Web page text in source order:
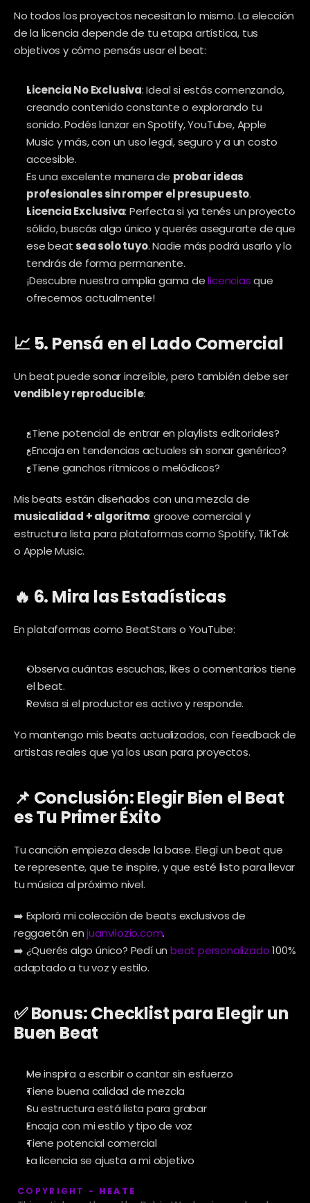
No todos los proyectos necesitan lo mismo. La elección
de la licencia depende de tu etapa artística, tus
objetivos y cómo pensás usar el beat:
Licencia No Exclusiva: Ideal si estás comenzando,
creando contenido constante o explorando tu
sonido. Podés lanzar en Spotify, YouTube, Apple
Music y más, con un uso legal, seguro y a un costo
accesible.
Es una excelente manera de probar ideas
profesionales sin romper el presupuesto.
Licencia Exclusiva: Perfecta si ya tenés un proyecto
sólido, buscás algo único y querés asegurarte de que
ese beat sea solo tuyo. Nadie más podrá usarlo y lo
tendrás de forma permanente.
¡Descubre nuestra amplia gama de licencias que
ofrecemos actualmente!
📈 5. Pensá en el Lado Comercial
Un beat puede sonar increíble, pero también debe ser
vendible y reproducible:
¿Tiene potencial de entrar en playlists editoriales?
¿Encaja en tendencias actuales sin sonar genérico?
¿Tiene ganchos rítmicos o melódicos?
musicalidad + algoritmo: groove comercial y
estructura lista para plataformas como Spotify, TikTok
o Apple Music.
🔥 6. Mira las Estadísticas
En plataformas como BeatStars o YouTube:
Observa cuántas escuchas, likes o comentarios tiene
el beat.
Revisa si el productor es activo y responde.
Yo mantengo mis beats actualizados, con feedback de
artistas reales que ya los usan para proyectos.
📌 Conclusión: Elegir Bien el Beat
es Tu Primer Éxito
Tu canción empieza desde la base. Elegí un beat que
te represente, que te inspire, y que esté listo para llevar
tu música al próximo nivel.
➡️ Explorá mi colección de beats exclusivos de
reggaetón en juanvilozio.com.
➡️ ¿Querés algo único? Pedí un beat personalizado 100%
adaptado a tu voz y estilo.
✅ Bonus: Checklist para Elegir un
Buen Beat
Me inspira a escribir o cantar sin esfuerzo
Tiene buena calidad de mezcla
Su estructura está lista para grabar
Encaja con mi estilo y tipo de voz
Tiene potencial comercial
La licencia se ajusta a mi objetivo
COPYRIGHT - HEATE